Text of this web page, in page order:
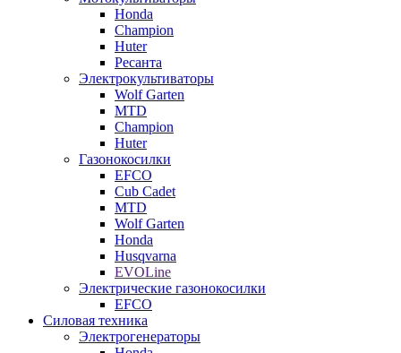
Honda
Champion
Huter
Ресанта
Электрокультиваторы
Wolf Garten
MTD
Champion
Huter
Газонокосилки
EFCO
Cub Cadet
MTD
Wolf Garten
Honda
Husqvarna
EVOLine
Электрические газонокосилки
EFCO
Силовая техника
Электрогенераторы